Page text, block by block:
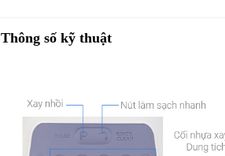
Thông số kỹ thuật